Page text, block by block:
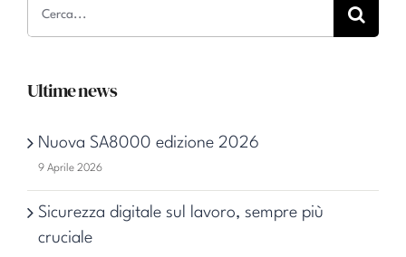
Ultime news
Nuova SA8000 edizione 2026
9 Aprile 2026
Sicurezza digitale sul lavoro, sempre più
cruciale